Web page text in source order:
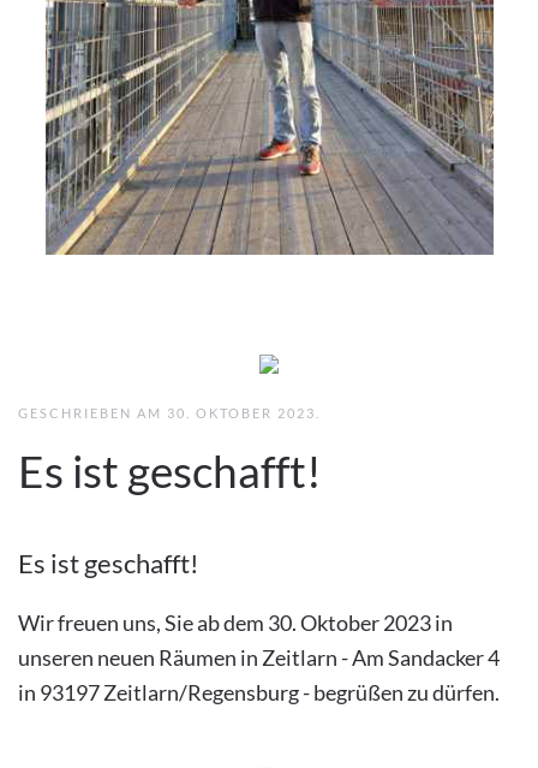
GESCHRIEBEN AM 30. OKTOBER 2023
Es ist geschafft!
Es ist geschafft!
Wir freuen uns, Sie ab dem 30. Oktober 2023 in
unseren neuen Räumen in Zeitlarn - Am Sandacker 4
in 93197 Zeitlarn/Regensburg - begrüßen zu dürfen.